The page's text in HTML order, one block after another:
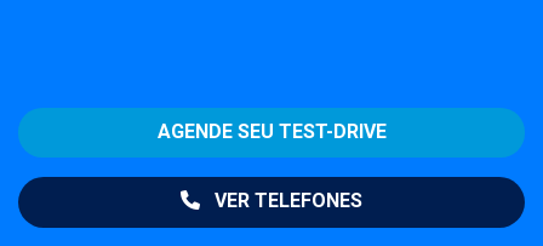
VER TELEFONES
AGENDE SEU TEST-DRIVE